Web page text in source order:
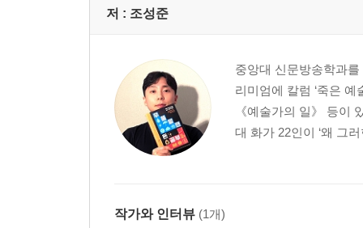
190 영화를 찍으려 세상과 싸웠다 박남옥
208 우연이 만들어낸 위대함 존 레넌
220 1896년생 나혜석과 1982년생 김지영 나혜석
232 서울에 불시착한 우주선 자하 하디드
246 여자의 몸은 여자가 그린다 수잔 발라동
260 우주를 떠도는 음악 글렌 굴드
저 : 조성준
중앙대 신문방송학과
리미엄에 칼럼 ‘죽은
《예술가의 일》 등이
대 화가 22인이 ‘왜 그
작가와 인터뷰 (1개)